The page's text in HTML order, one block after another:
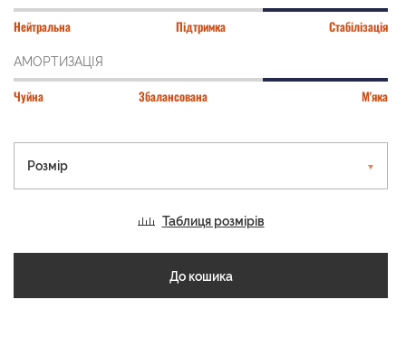
Нейтральна Підтримка Стабілізація
АМОРТИЗАЦІЯ
Чуйна Збалансована М'яка
Розмір
Таблиця розмірів
До кошика